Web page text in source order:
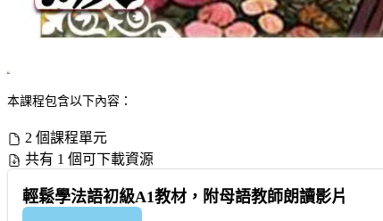
本課程包含以下內容：
2 個課程單元
共有 1 個可下載資源
輕鬆學法語初級A1教材，附母語教師朗讀影片